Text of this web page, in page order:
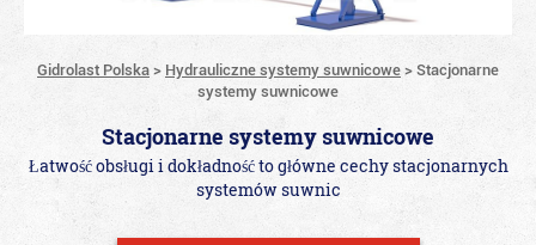
Gidrolast Polska> Hydrauliczne systemy suwnicowe>Stacjonarne
systemy suwnicowe
Stacjonarne systemy suwnicowe
Łatwość obsługi i dokładność to główne cechy stacjonarnych
systemów suwnic